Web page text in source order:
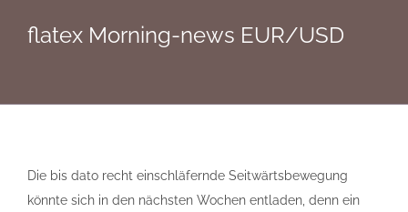
flatex Morning-news EUR/USD
Die bis dato recht einschläfernde Seitwärtsbewegung
könnte sich in den nächsten Wochen entladen, denn ein